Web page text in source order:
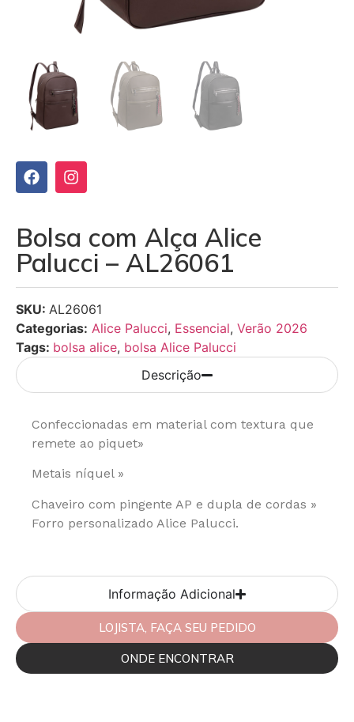
Bolsa com Alça Alice
Palucci – AL26061
SKU: AL26061
Categorias: Alice Palucci, Essencial, Verão 2026
Tags: bolsa alice, bolsa Alice Palucci
Descrição
Confeccionadas em material com textura que
remete ao piquet»
Metais níquel »
Chaveiro com pingente AP e dupla de cordas »
Forro personalizado Alice Palucci.
Informação Adicional
LOJISTA, FAÇA SEU PEDIDO
ONDE ENCONTRAR